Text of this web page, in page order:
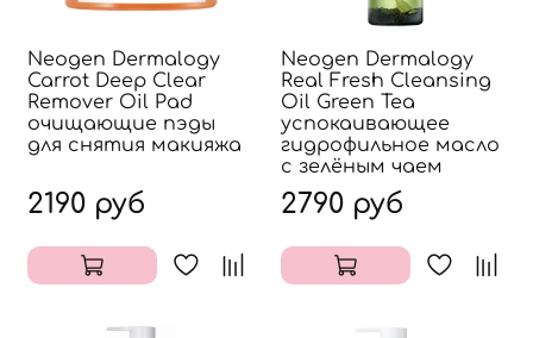
Neogen Dermalogy
Carrot Deep Clear
Remover Oil Pad
очищающие пэды
для снятия макияжа
2190 руб
Neogen Dermalogy
Real Fresh Cleansing
Oil Green Tea
успокаивающее
гидрофильное масло
с зелёным чаем
2790 руб